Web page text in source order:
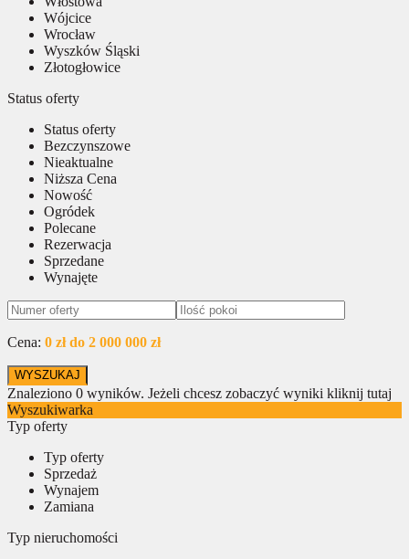
Wójcice
Wrocław
Wyszków Śląski
Złotogłowice
Status oferty
Status oferty
Bezczynszowe
Nieaktualne
Niższa Cena
Nowość
Ogródek
Polecane
Rezerwacja
Sprzedane
Wynajęte
Cena: 0 zł do 2 000 000 zł
Znaleziono 0 wyników. Jeżeli chcesz zobaczyć wyniki kliknij tutaj
Wyszukiwarka
Typ oferty
Typ oferty
Sprzedaż
Wynajem
Zamiana
Typ nieruchomości